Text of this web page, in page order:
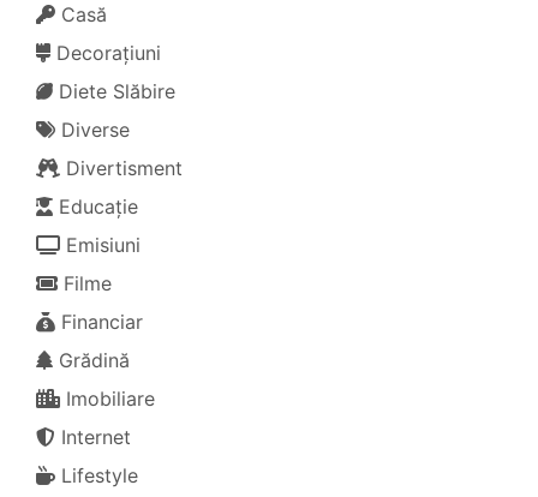
Casă
Decorațiuni
Diete Slăbire
Diverse
Divertisment
Educație
Emisiuni
Filme
Financiar
Grădină
Imobiliare
Internet
Lifestyle